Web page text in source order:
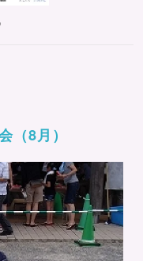
（8月）